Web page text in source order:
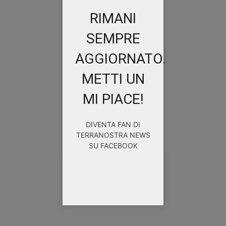
RIMANI
SEMPRE
AGGIORNATO.
METTI UN
MI PIACE!
DIVENTA FAN DI
TERRANOSTRA NEWS
SU FACEBOOK